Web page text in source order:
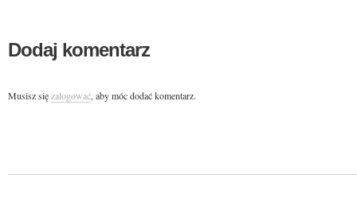
Dodaj komentarz
Musisz sięzalogować, aby móc dodać komentarz.